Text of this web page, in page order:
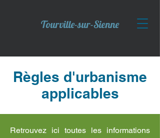
Tourville-sur-Sienne
Règles d'urbanisme
applicables
Retrouvez ici toutes les informations